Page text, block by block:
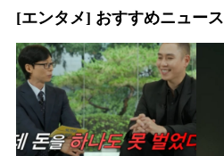
[エンタメ] おすすめニュース